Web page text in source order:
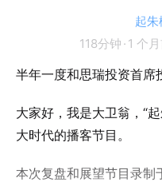
起朱
118分钟 · 1 个
半年一度和思瑞投资首席
大家好，我是大卫翁，“
大时代的播客节目。
本次复盘和展望节目录制